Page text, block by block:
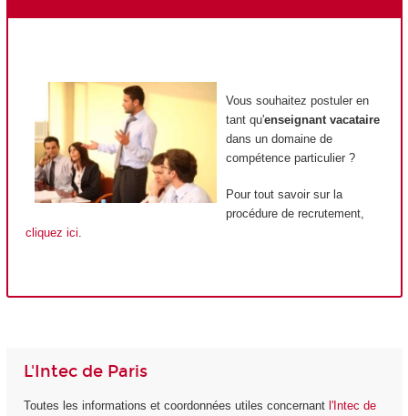
Vous souhaitez postuler en
tant qu'enseignant vacataire
dans un domaine de
compétence particulier ?
Pour tout savoir sur la
procédure de recrutement,
cliquez ici.
L'Intec de Paris
Toutes les informations et coordonnées utiles concernant l'Intec de